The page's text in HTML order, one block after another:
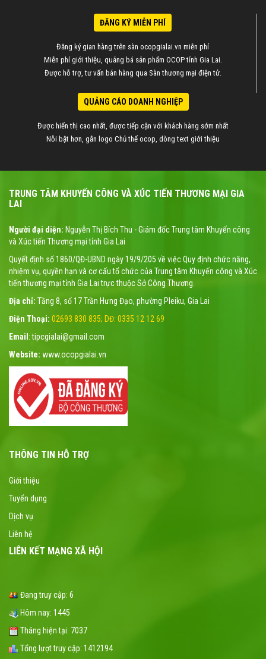
ĐĂNG KÝ MIỄN PHÍ
Đăng ký gian hàng trên sàn ocopgialai.vn miễn phí
Miễn phí giới thiệu, quảng bá sản phẩm OCOP tỉnh Gia Lai.
Được hỗ trợ, tư vấn bán hàng qua Sàn thương mại điện tử.
QUẢNG CÁO DOANH NGHIỆP
Được hiển thị cao nhất, được tiếp cận với khách hàng sớm nhất
Nỗi bật hơn, gắn logo Chủ thể ocop, dòng text giới thiệu
TRUNG TÂM KHUYẾN CÔNG VÀ XÚC TIẾN THƯƠNG MẠI GIA
LAI
Người đại diện: Nguyễn Thị Bích Thu - Giám đốc Trung tâm Khuyến công
và Xúc tiến Thương mại tỉnh Gia Lai
Quyết định số 1860/QĐ-UBND ngày 19/9/205 về việc Quy định chức năng,
nhiệm vụ, quyền hạn và cơ cấu tổ chức của Trung tâm Khuyến công và Xúc
tiến thương mại tỉnh Gia Lai trực thuộc Sở Công Thương.
Địa chỉ: Tầng 8, số 17 Trần Hưng Đạo, phường Pleiku, Gia Lai
Điện Thoại: 02693 830 835; DĐ: 0335 12 12 69
Email : tipcgialai@gmail.com
Website: www.ocopgialai.vn
THÔNG TIN HỖ TRỢ
Giới thiệu
Tuyển dụng
Dịch vụ
Liên hệ
LIÊN KẾT MẠNG XÃ HỘI
Đang truy cập: 6
Hôm nay: 1445
Tháng hiện tại: 7037
Tổng lượt truy cập: 1412194